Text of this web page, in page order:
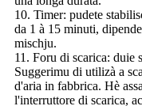
10. Timer: pudete
da 1 à 15 minuti,
mischju.
11. Foru di scarica: duie
Suggerimu di utilizà a
d'aria in fabbrica. Hè
l'interruttore di scarica,